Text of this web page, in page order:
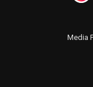
Media